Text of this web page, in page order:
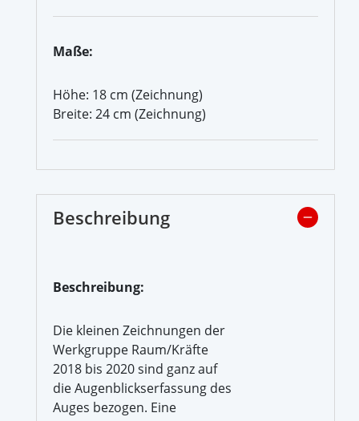
Maße:
Höhe: 18 cm (Zeichnung)
Breite: 24 cm (Zeichnung)
Beschreibung
Beschreibung:
Die kleinen Zeichnungen der
Werkgruppe Raum/Kräfte
2018 bis 2020 sind ganz auf
die Augenblickserfassung des
Auges bezogen. Eine